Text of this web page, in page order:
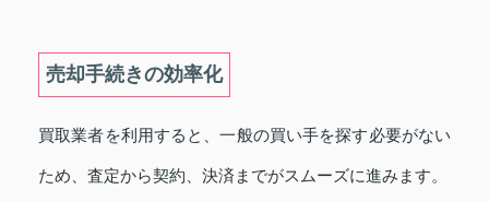
売却手続きの効率化
買取業者を利用すると、一般の買い手を探す必要がない
ため、査定から契約、決済までがスムーズに進みます。